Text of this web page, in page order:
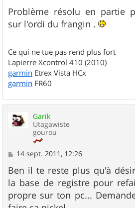
s
s
a
Problème résolu en partie
sur l'ordi du frangin .
Ce qui ne tue pas rend plus fort
Lapierre Xcontrol 410 (2010)
garmin Etrex Vista HCx
garmin FR60
Garik
Utagawiste
gourou
M
s
s
a
g
e
14 sept. 2011, 12:26
Ben il te reste plus qu'à
la base de registre pour
propre sur ton pc...